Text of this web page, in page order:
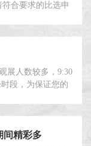
合要求的比选申
展人数较多，9:30
时段，为保证您的
间精彩多